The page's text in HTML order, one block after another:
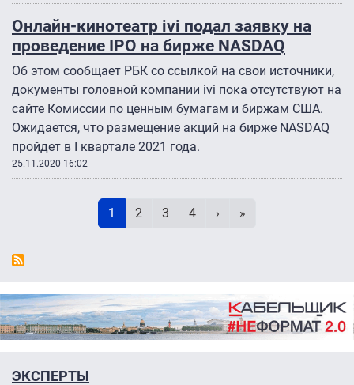
Онлайн-кинотеатр ivi подал заявку на
проведение IPO на бирже NASDAQ
Об этом сообщает РБК со ссылкой на свои источники,
документы головной компании ivi пока отсутствуют на
сайте Комиссии по ценным бумагам и биржам США.
Ожидается, что размещение акций на бирже NASDAQ
пройдет в I квартале 2021 года.
25.11.2020 16:02
Текущая страница
1 Page
2 Page
3 Page
4 Следующая страница
› Последняя
»
ЭКСПЕРТЫ